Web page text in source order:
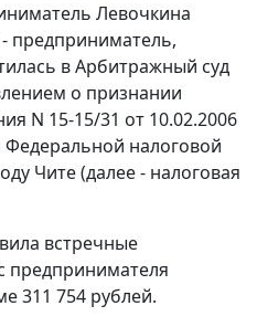
Левочкина
предприниматель,
в Арбитражный суд
о признании
N 15-15/31 от 10.02.2006
налоговой
Чите (далее - налоговая
встречные
предпринимателя
311 754 рублей.